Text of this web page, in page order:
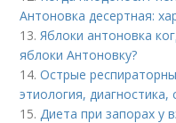
Антоновка десертная:
13.Яблоки антоновка
яблоки Антоновку?
14.Острые
этиология,
15.Диета при запорах у